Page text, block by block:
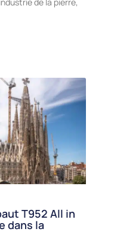
T952 All in
dans la